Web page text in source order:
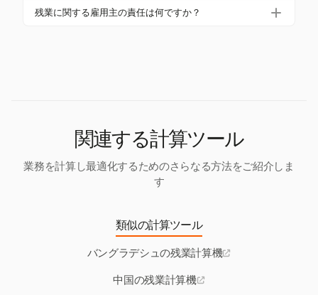
はい、管理職は給与に最大150時間の残業を含めるこ
残業に関する雇用主の責任は何ですか？
関連する計算ツール
業務を計算し最適化するためのさらなる方法をご紹介しま
す
類似の計算ツール
バングラデシュの残業計算機
中国の残業計算機